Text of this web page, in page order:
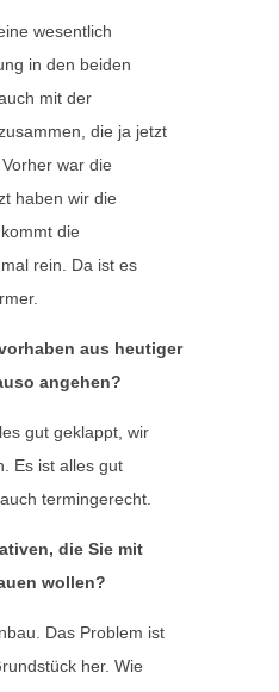
wesentlich
in den beiden
mit der
die ja jetzt
war die
haben wir die
die
rein. Da ist es
aus heutiger
angehen?
gut geklappt, wir
Es ist alles gut
termingerecht.
die Sie mit
wollen?
Das Problem ist
her. Wie